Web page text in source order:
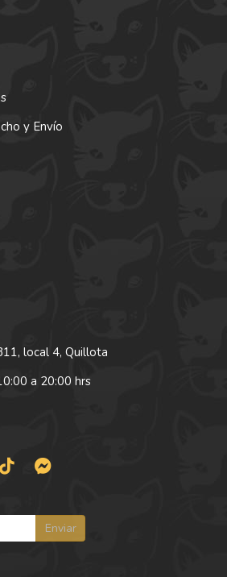
y Envío
local 4, Quillota
a 20:00 hrs
Enviar